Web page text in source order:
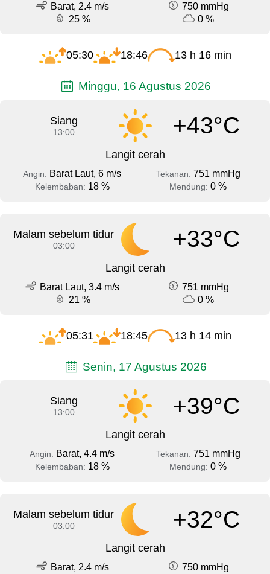
Barat, 2.4 m/s
750 mmHg
25 %
0 %
05:30 18:46 13 h 16 min
Minggu, 16 Agustus 2026
Siang
13:00 +43°C
Langit cerah
Angin: Barat Laut, 6 m/s Tekanan: 751 mmHg
Kelembaban: 18 % Mendung: 0 %
Malam sebelum tidur
03:00 +33°C
Langit cerah
Barat Laut, 3.4 m/s
751 mmHg
21 %
0 %
05:31 18:45 13 h 14 min
Senin, 17 Agustus 2026
Siang
13:00 +39°C
Langit cerah
Angin: Barat, 4.4 m/s Tekanan: 751 mmHg
Kelembaban: 18 % Mendung: 0 %
Malam sebelum tidur
03:00 +32°C
Langit cerah
Barat, 2.4 m/s
750 mmHg